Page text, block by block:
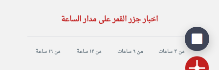
اخبار جزر القمر على مدار الساعة
من ٣ ساعات من ٦ ساعات من ١٢ ساعة من ١٦ ساعة